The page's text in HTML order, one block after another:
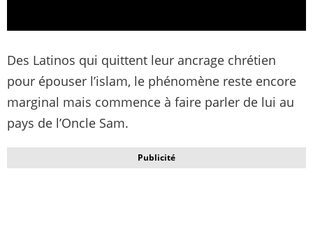
Des Latinos qui quittent leur ancrage chrétien
pour épouser l’islam, le phénomène reste encore
marginal mais commence à faire parler de lui au
pays de l’Oncle Sam.
Publicité